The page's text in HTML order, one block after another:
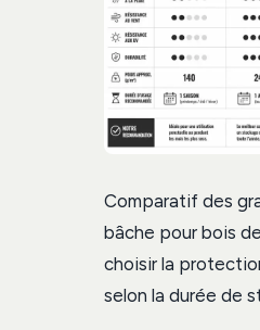
Comparatif des
bâche pour bois
choisir la
selon la durée de